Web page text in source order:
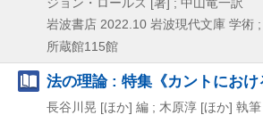
岩波書店 2022.10 岩波現代文庫 学術
所蔵館115館
法の理論 : 特集《カントにおけ
長谷川晃 [ほか] 編 ; 木原淳 [ほか] 執筆